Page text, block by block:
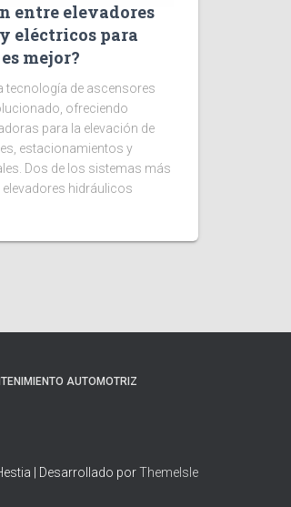
entre elevadores
eléctricos para
mejor?
tecnología de ascensores
ofreciendo
para la elevación de
estacionamientos y
Dos de los sistemas más
hidráulicos
AUTOMOTRIZ
| Desarrollado porThemeIsle